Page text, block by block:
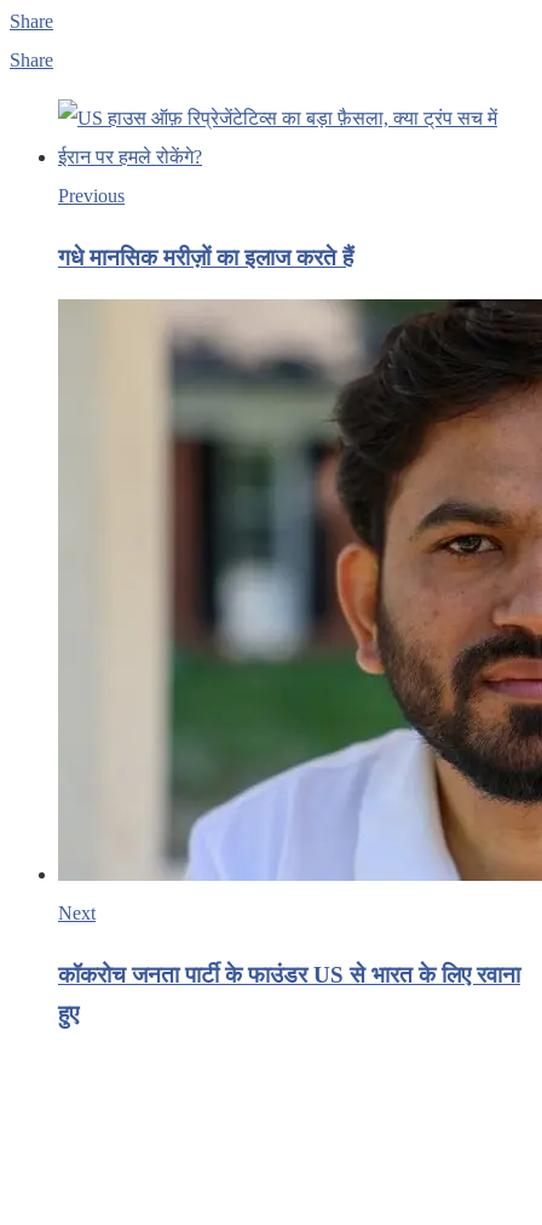
Share
Share
Previous
गधे मानसिक मरीज़ों का इलाज करते हैं
Next
कॉकरोच जनता पार्टी के फाउंडर US से भारत के लिए रवाना
हुए